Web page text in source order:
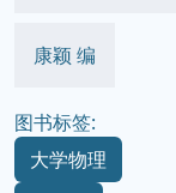
康颖 编
图书标签:
大学物理